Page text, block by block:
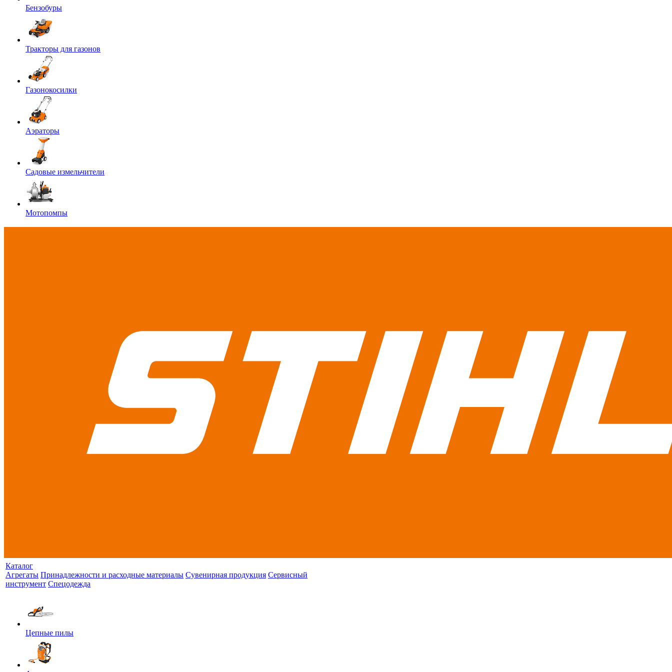
Бензобуры
Тракторы для газонов
Газонокосилки
Аэраторы
Садовые измельчители
Мотопомпы
Каталог
Агрегаты Принадлежности и расходные материалы Сувенирная продукция Сервисный
инструмент Спецодежда
Цепные пилы